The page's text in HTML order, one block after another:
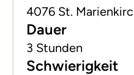
4076 St.
Dauer
3 Stunden
Schwierigkeit